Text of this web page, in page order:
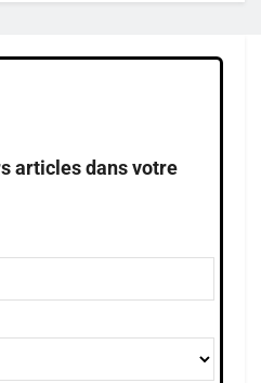
articles dans votre